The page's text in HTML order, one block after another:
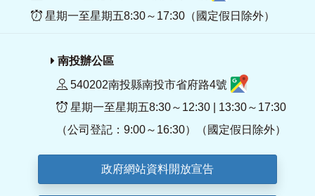
星期一至星期五8:30～17:30（國定假日除外）
南投辦公區
540202南投縣南投市省府路4號
星期一至星期五8:30～12:30 | 13:30～17:30
（公司登記：9:00～16:30）（國定假日除外）
政府網站資料開放宣告